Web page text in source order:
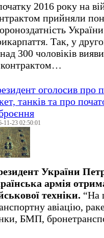
2016 року на
прийняли
Так, у
300 чоловіків
контрактом…
оголосив про
танків та про
11-23 02:50:01
України
армія
техніки. “На
авіацію,
БМП,